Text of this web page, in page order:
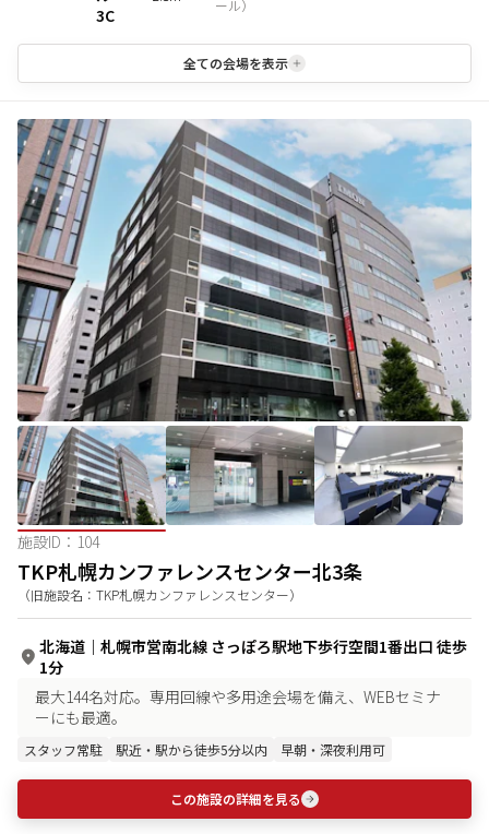
3C
ール）
全ての会場を表示
施設ID： 104
TKP札幌カンファレンスセンター北3条
（旧施設名： TKP札幌カンファレンスセンター）
北海道 ｜ 札幌市営南北線 さっぽろ駅地下歩行空間1番出口 徒歩
1分
最大144名対応。専用回線や多用途会場を備え、WEBセミナ
ーにも最適。
スタッフ常駐 駅近・駅から徒歩5分以内 早朝・深夜利用可
この施設の詳細を見る